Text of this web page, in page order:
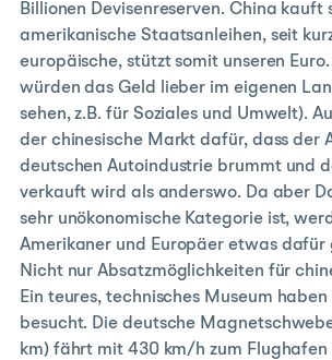
Billionen Devisenreserven. China kauft
amerikanische Staatsanleihen, seit
europäische, stützt somit unseren
würden das Geld lieber im eigenen
sehen, z.B. für Soziales und Umwelt).
der chinesische Markt dafür, dass der
deutschen Autoindustrie brummt und
verkauft wird als anderswo. Da aber
sehr unökonomische Kategorie ist,
Amerikaner und Europäer etwas dafür
Nicht nur Absatzmöglichkeiten für
Ein teures, technisches Museum
besucht. Die deutsche
km) fährt mit 430 km/h zum Flughafen